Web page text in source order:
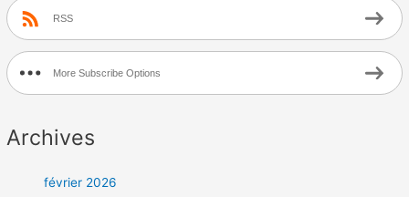
RSS
More Subscribe Options
Archives
février 2026